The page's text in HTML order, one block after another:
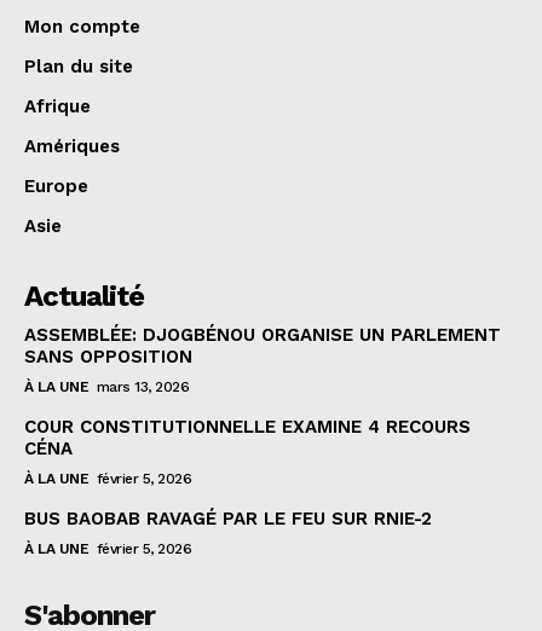
Mon compte
Plan du site
Afrique
Amériques
Europe
Asie
Actualité
ASSEMBLÉE: DJOGBÉNOU ORGANISE UN PARLEMENT
SANS OPPOSITION
À LA UNE mars 13, 2026
COUR CONSTITUTIONNELLE EXAMINE 4 RECOURS
CÉNA
À LA UNE février 5, 2026
BUS BAOBAB RAVAGÉ PAR LE FEU SUR RNIE-2
À LA UNE février 5, 2026
S'abonner